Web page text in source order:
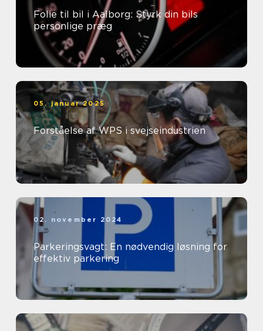
Folie til bil i Aalborg: Styrk din bils
personlige præg
05. januar 2025
Forståelse af WPS i svejseindustrien
02. november 2024
Parkeringsvagt: En nødvendig løsning for
effektiv parkering